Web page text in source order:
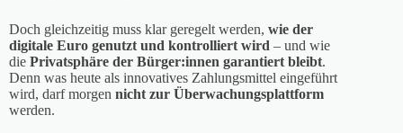
Doch gleichzeitig muss klar geregelt werden, wie der
digitale Euro genutzt und kontrolliert wird – und wie
die Privatsphäre der Bürger:innen garantiert bleibt.
Denn was heute als innovatives Zahlungsmittel eingeführt
wird, darf morgen nicht zur Überwachungsplattform
werden.